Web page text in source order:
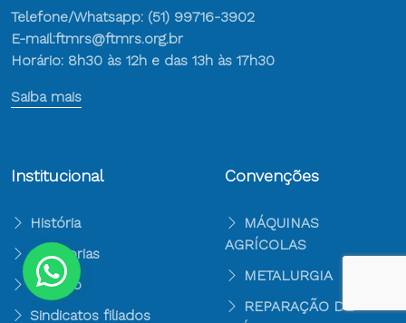
Telefone/Whatsapp: (51) 99716-3902
E-mail:ftmrs@ftmrs.org.br
Horário: 8h30 às 12h e das 13h às 17h30
Saiba mais
Institucional
História
Categorias
Direção
Sindicatos filiados
Convenções
MÁQUINAS
AGRÍCOLAS
METALURGIA
REPARAÇÃO DE